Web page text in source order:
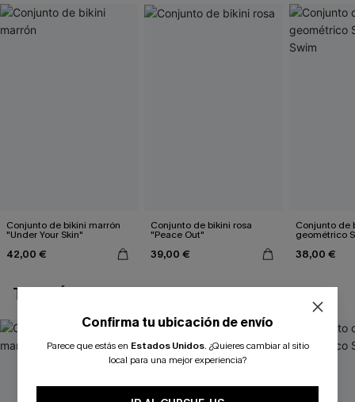
Conjunto de bikini marrón
"Under Your Skin"
42,00 €
Conjunto de bikini rosa
"Peace Out"
39,00 €
Conjunto de
geométrico
38,00 €
TAMBIÉN TE PUEDE GUSTAR
Confirma tu ubicación de envío
Parece que estás en Estados Unidos. ¿Quieres cambiar al sitio
local para una mejor experiencia?